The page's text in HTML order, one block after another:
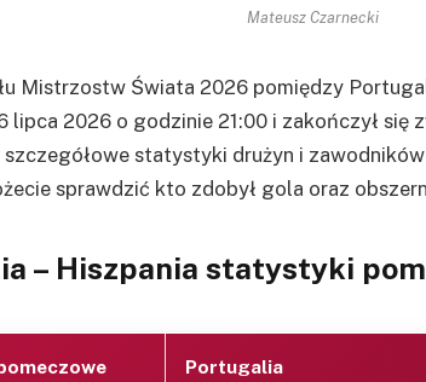
Mateusz Czarnecki
Mistrzostw Świata 2026 pomiędzy
lipca 2026 o godzinie 21:00 i zakończył się
statystyki drużyn i
sprawdzić kto zdobył gola oraz
– Hiszpania statystyki
Portugalia